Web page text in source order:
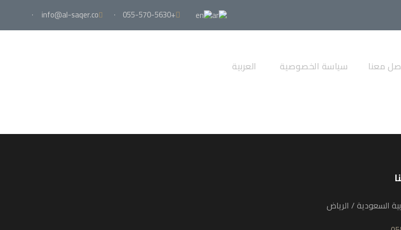
+055-570-5630
·
info@al-saqer.co
·
معنا سياسة الخصوصية العربية
السعودية / الرياض